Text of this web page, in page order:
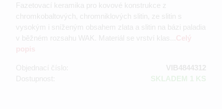
Fazetovací keramika pro kovové konstrukce z
chromkobaltových, chromniklových slitin, ze slitin s
vysokým i sníženým obsahem zlata a slitin na bázi paladia
v běžném rozsahu WAK. Materiál se vrství klas...
Objednací číslo:
VIB4844312
Dostupnost:
SKLADEM 1 KS